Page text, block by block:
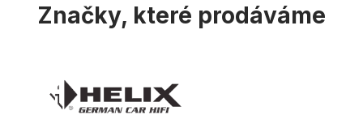
Značky, které prodáváme